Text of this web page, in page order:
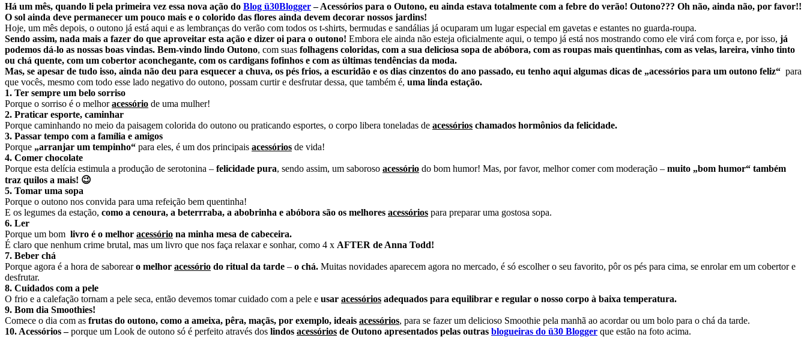
Há um mês, quando li pela primeira vez essa nova ação do Blog ü30Blogger– Acessórios para o Outono, eu ainda estava totalmente com a febre do verão! Outono??? Oh não, ainda não, por favor!!
O sol ainda deve permanecer um pouco mais e o colorido das flores ainda devem decorar nossos jardins!
Hoje, um mês depois, o outono já está aqui e as lembranças do verão com todos os t-shirts, bermudas e sandálias já ocuparam um lugar especial em gavetas e estantes no guarda-roupa.
Sendo assim, nada mais a fazer do que aproveitar esta ação e dizer oi para o outono! Embora ele ainda não esteja oficialmente aqui, o tempo já está nos mostrando como ele virá com força e, por isso, já
podemos dá-lo as nossas boas vindas. Bem-vindo lindo Outono, com suas folhagens coloridas, com a sua deliciosa sopa de abóbora, com as roupas mais quentinhas, com as velas, lareira, vinho tinto
ou chá quente, com um cobertor aconchegante, com os cardigans fofinhos e com as últimas tendências da moda.
Mas, se apesar de tudo isso, ainda não deu para esquecer a chuva, os pés frios, a escuridão e os dias cinzentos do ano passado, eu tenho aqui algumas dicas de „acessórios para um outono feliz“ para
que vocês, mesmo com todo esse lado negativo do outono, possam curtir e desfrutar dessa, que também é, uma linda estação.
1. Ter sempre um belo sorriso
Porque o sorriso é o melhoracessório de uma mulher!
2. Praticar esporte, caminhar
Porque caminhando no meio da paisagem colorida do outono ou praticando esportes, o corpo libera toneladas de acessórios chamados hormônios da felicidade.
3. Passar tempo com a família e amigos
Porque „arranjar um tempinho“ para eles, é um dos principais acessórios de vida!
4. Comer chocolate
Porque esta delícia estimula a produção de serotonina – felicidade pura, sendo assim, um saboroso acessório do bom humor! Mas, por favor, melhor comer com moderação – muito „bom humor“ também
traz quilos a mais! 😉
5. Tomar uma sopa
Porque o outono nos convida para uma refeição bem quentinha!
E os legumes da estação, como a cenoura, a beterrraba, a abobrinha e abóbora são os melhores acessórios para preparar uma gostosa sopa.
6. Ler
Porque um bom livro é o melhor acessório na minha mesa de cabeceira.
É claro que nenhum crime brutal, mas um livro que nos faça relaxar e sonhar, como 4 x AFTER de Anna Todd!
7. Beber chá
Porque agora é a hora de saborearo melhor acessório do ritual da tarde – o chá. Muitas novidades aparecem agora no mercado, é só escolher o seu favorito, pôr os pés para cima, se enrolar em um cobertor e
desfrutar.
8. Cuidados com a pele
O frio e a calefação tornam a pele seca, então devemos tomar cuidado com a pele e usar acessórios adequados para equilibrar e regular o nosso corpo à baixa temperatura.
9. Bom dia Smoothies!
Comece o dia com as frutas do outono, como a ameixa, pêra, maçãs, por exemplo, ideais acessórios, para se fazer um delicioso Smoothie pela manhã ao acordar ou um bolo para o chá da tarde.
10. Acessórios –porque um Look de outono só é perfeito através dos lindos acessórios de Outono apresentados pelas outras blogueiras do ü30 Blogger que estão na foto acima.